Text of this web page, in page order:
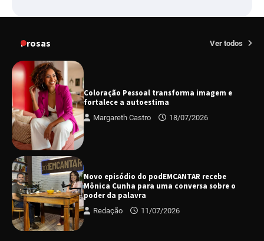
Prosas Ver todos
Coloração Pessoal transforma imagem e
fortalece a autoestima
Margareth Castro 18/07/2026
Novo episódio do podEMCANTAR recebe
Mônica Cunha para uma conversa sobre o
poder da palavra
Redação 11/07/2026